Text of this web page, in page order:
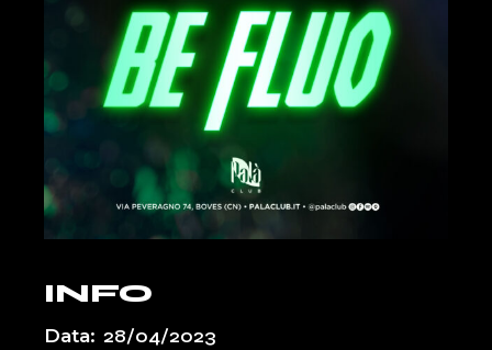
INFO
Data: 28/04/2023